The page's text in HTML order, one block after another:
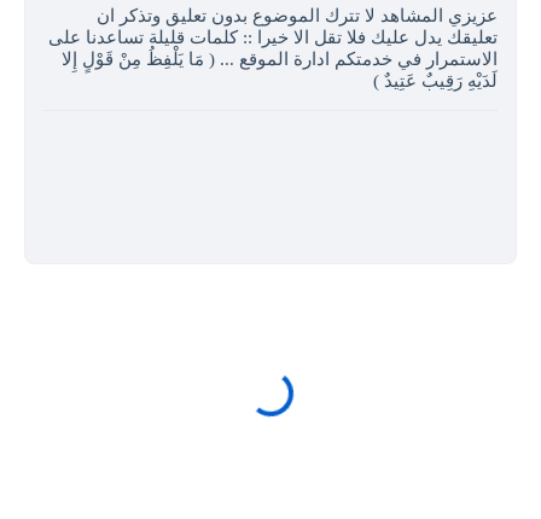
عزيزي المشاهد لا تترك الموضوع بدون تعليق وتذكر ان
تعليقك يدل عليك فلا تقل الا خيرا :: كلمات قليلة تساعدنا على
الاستمرار في خدمتكم ادارة الموقع ... ( مَا يَلْفِظُ مِنْ قَوْلٍ إِلا
لَدَيْهِ رَقِيبٌ عَتِيدٌ )